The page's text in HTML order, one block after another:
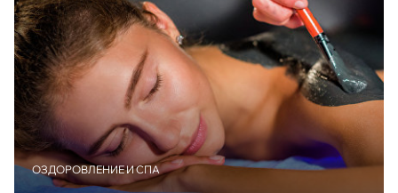
ОЗДОРОВЛЕНИЕ И СПА